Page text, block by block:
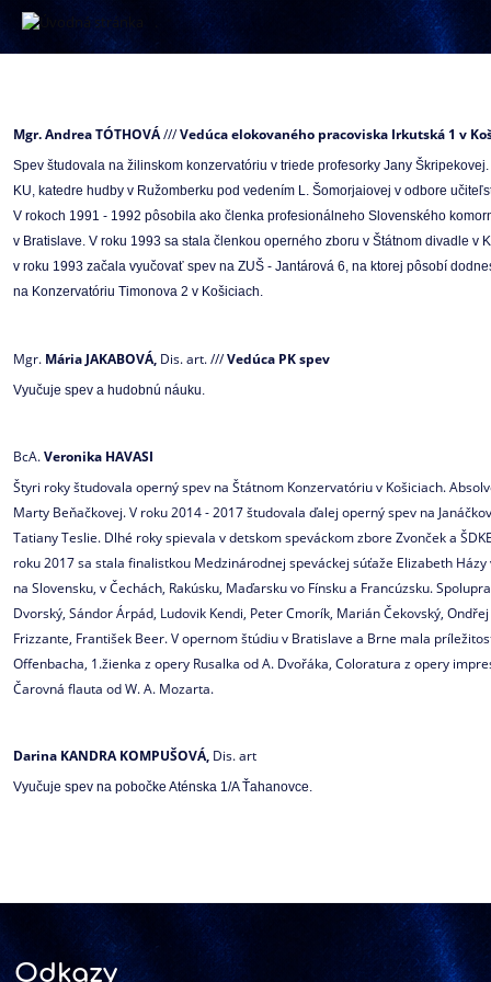
Mgr. Andrea TÓTHOVÁ///Vedúca elokovaného pracoviska Irkutská 1 v
Spev študovala na žilinskom konzervatóriu v triede profesorky Jany
KU, katedre hudby v Ružomberku pod vedením L. Šomorjaiovej v odbore
V rokoch 1991 - 1992 pôsobila ako členka profesionálneho Slovenského
v Bratislave. V roku 1993 sa stala členkou operného zboru v Štátnom divadle v
v roku 1993 začala vyučovať spev na ZUŠ - Jantárová 6, na ktorej pôsobí
na Konzervatóriu Timonova 2 v Košiciach.
Mgr. Mária JAKABOVÁ, Dis. art. ///Vedúca PK spev
Vyučuje spev a hudobnú náuku.
BcA.Veronika HAVASI
Štyri roky študovala operný spev na Štátnom Konzervatóriu v Košiciach.
Marty Beňačkovej. V roku 2014 - 2017 študovala ďalej operný spev na
Tatiany Teslie. Dlhé roky spievala v detskom speváckom zbore Zvonček a
roku 2017 sa stala finalistkou Medzinárodnej speváckej súťaže Elizabeth
na Slovensku, v Čechách, Rakúsku, Maďarsku vo Fínsku a Francúzsku.
Dvorský, Sándor Árpád, Ludovik Kendi, Peter Cmorík, Marián Čekovský,
Frizzante, František Beer. V opernom štúdiu v Bratislave a Brne mala
Offenbacha, 1.žienka z opery Rusalka od A. Dvořáka, Coloratura z opery
Čarovná flauta od W. A. Mozarta.
Darina KANDRA KOMPUŠOVÁ, Dis. art
Vyučuje spev na pobočke Aténska 1/A Ťahanovce.
Odkazy